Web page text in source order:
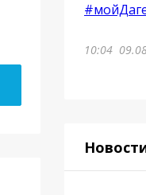
10:04